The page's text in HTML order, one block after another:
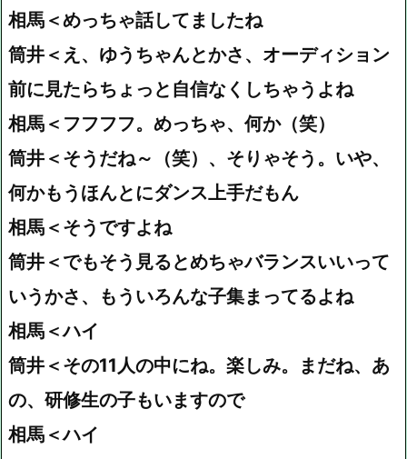
相馬＜めっちゃ話してましたね
筒井＜え、ゆうちゃんとかさ、オーディション
前に見たらちょっと自信なくしちゃうよね
相馬＜フフフフ。めっちゃ、何か（笑）
筒井＜そうだね～（笑）、そりゃそう。いや、
何かもうほんとにダンス上手だもん
相馬＜そうですよね
筒井＜でもそう見るとめちゃバランスいいって
いうかさ、もういろんな子集まってるよね
相馬＜ハイ
筒井＜その11人の中にね。楽しみ。まだね、あ
の、研修生の子もいますので
相馬＜ハイ